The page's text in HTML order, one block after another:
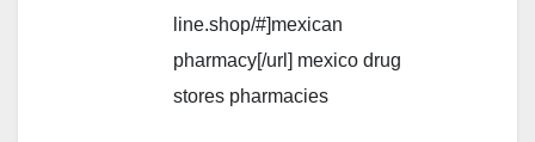
line.shop/#]mexican
pharmacy[/url] mexico drug
stores pharmacies